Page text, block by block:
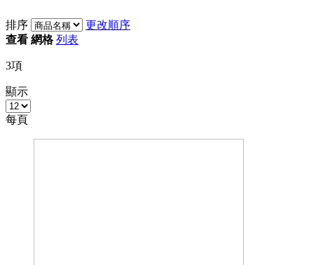
排序
更改順序
查看 網格 列表
3項
顯示
每頁